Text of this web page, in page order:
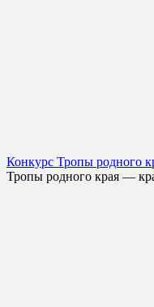
Конкурс Тропы родного
Тропы родного края —